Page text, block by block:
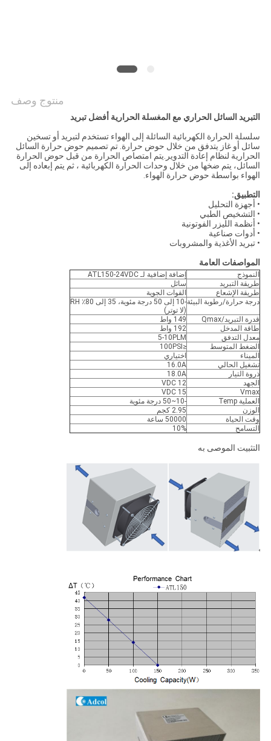
منتوج وصف
التبريد السائل الحراري مع المغسلة الحرارية أفضل تبريد
سلسلة الحرارة الكهربائية السائلة إلى الهواء تستخدم لتبريد أو تسخين
سائل أو غاز يتدفق من خلال حوض حرارة. تم تصميم حوض حرارة السائل
الحرارية لنظام إعادة التدوير.يتم امتصاص الحرارة من قبل حوض الحرارة
السائل، يتم ضخها من خلال وحدات الحرارة الكهربائية ، ثم يتم إبعاده إلى
الهواء بواسطة حوض حرارة الهواء.
التطبيق:
• أجهزة التحليل
• التشخيص الطبي
• أنظمة الليزر الفوتونية
• أدوات صناعية
• تبريد الأغذية والمشروبات
المواصفات العامة
النموذج
إضافة إضافية لـ ATL150-24VDC
طريقة التبريد
سائل
طريقة الإشعاع
القوات الجوية
درجة حرارة/رطوبة البيئة-10 إلى 50 درجة مئوية، 35 إلى 80٪ RH
(لا توتر)
قدرة التبريد/Qmax
149 واط
طاقة المدخل
192 واط
معدل التدفق
5-10PLM
الضغط المتوسط
≤100PSI
الميناء
اختياري
تشغيل الحالي
16.0A
ذروة التيار
18.0A
الجهد
12 VDC
Vmax
15 VDC
العملية Temp
-10~50 درجة مئوية
الوزن
2.95 كجم
وقت الحياة
50000 ساعة
التسامح
10%
التثبيت الموصى به